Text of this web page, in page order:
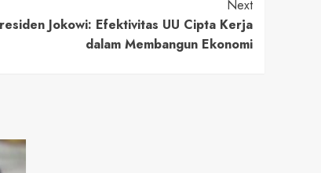
Next
Jokowi: Efektivitas UU Cipta Kerja
dalam Membangun Ekonomi